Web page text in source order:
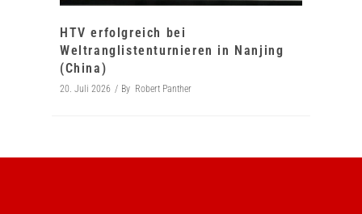
HTV erfolgreich bei
Weltranglistenturnieren in Nanjing
(China)
20. Juli 2026 By Robert Panther